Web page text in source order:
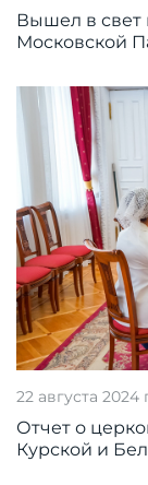
Вышел в свет
Московской
22 августа 2024
Отчет о
Курской и